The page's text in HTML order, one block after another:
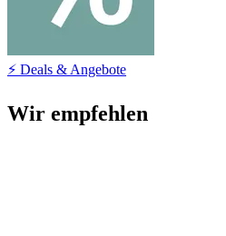
⚡ Deals & Angebote
Wir empfehlen